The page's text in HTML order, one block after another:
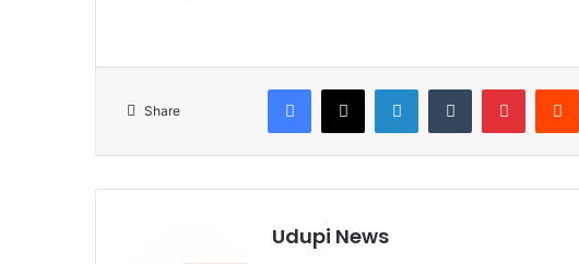
Share
Facebook
X LinkedInTumblr
Udupi News